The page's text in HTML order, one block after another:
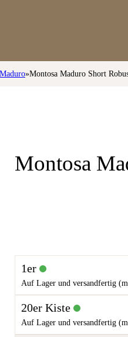
»Montosa Maduro Short
Montosa
1er
Auf Lager und versandfertig
20er Kiste
Auf Lager und versandfertig